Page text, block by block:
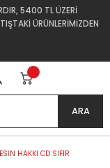
5400 TL ÜZERİ
ÜRÜNLERİMİZDEN
ARA
HAKKI CD SIFIR